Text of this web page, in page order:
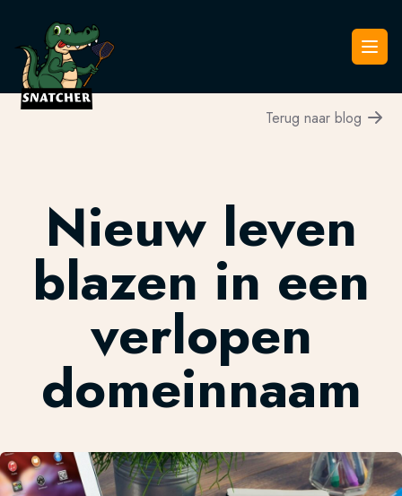
Snatcher
Terug naar blog
Nieuw leven
blazen in een
verlopen
domeinnaam